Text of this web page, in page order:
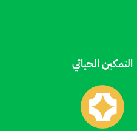
التمكين الحياتي